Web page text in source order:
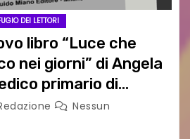
DEI LETTORI
libro “Luce che
nei giorni” di Angela
primario di
Nessun